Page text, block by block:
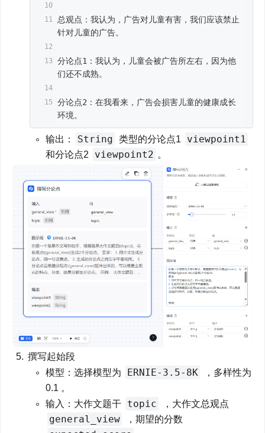
总观点：我认为，广告对儿童有害，我们应该禁止
针对儿童的广告。
分论点1：我认为，儿童会被广告所左右，因为他
们还不成熟。
分论点2：在我看来，广告会损害儿童的健康成长
环境。
输出： String 类型的分论点1 viewpoint1
和分论点2 viewpoint2 。
撰写起始段
模型：选择模型为
ERNIE-3.5-8K
，多样性为
0.1 。
输入：大作文题干
topic
general_view